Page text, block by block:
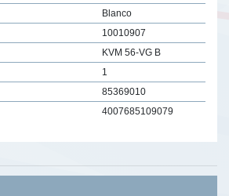
Blanco
10010907
KVM 56-VG B
1
85369010
4007685109079